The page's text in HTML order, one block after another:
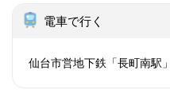
電車で行く
仙台市営地下鉄「長町南駅